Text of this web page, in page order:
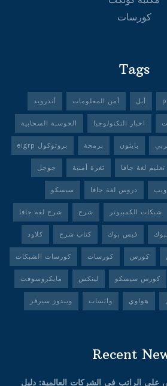
كورسات
Tags
أبل أمن المعلومات أندرويد
اخبار التكنولوجيا الحوسبة السحابية
بايثون برمجة بروتوكول eigrp
تعليم لغة جافا ثغرة أمنية جوجل
دروس لغة جافا سيسكو
شبكات الكمبيوتر شرح شرح لغة جافا
فيس بوك كتاب شرح كلاود
كورس كورسات كورسات الشبكات
كورس سيسكو لينكس مايكروسوفت
هواوي واتساب ويندوز سيرفر
Recent
على الراتب في الشركات العالمية: دليل